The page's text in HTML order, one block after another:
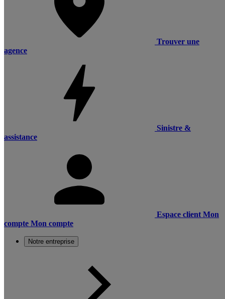
Trouver une
agence
Sinistre &
assistance
Espace client Mon
compte Mon compte
Notre entreprise